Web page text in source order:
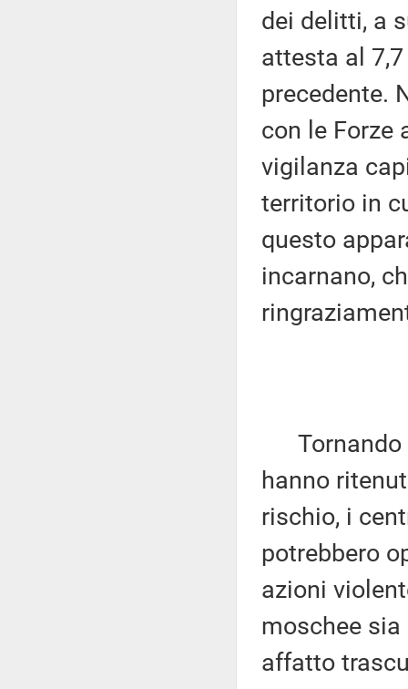
dei delitti, a
attesta al
precedente.
con le Forze
vigilanza
territorio in
questo
incarnano,
Tornando
hanno
rischio, i
potrebbero
azioni
moschee
affatto